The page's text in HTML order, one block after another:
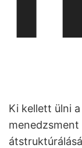
Ki kellett ülni
menedzsment